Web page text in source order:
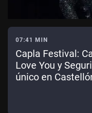
07:41 MIN
Capla Festival:
Love You y
único en